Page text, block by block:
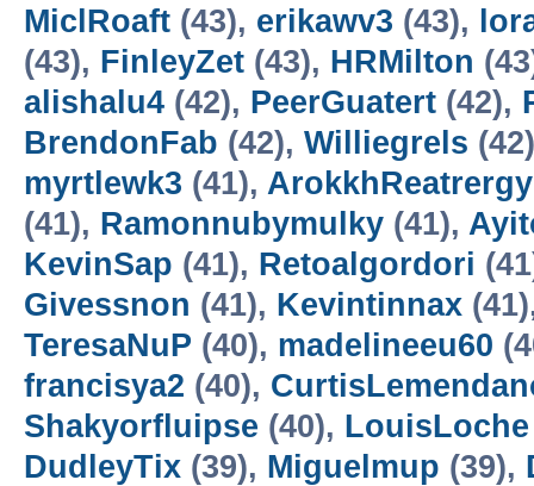
MiclRoaft (43), erikawv3 (43),
(43), FinleyZet (43), HRMilton
alishalu4 (42), PeerGuatert (42),
BrendonFab (42), Williegrels
myrtlewk3 (41), ArokkhReatrergy
(41), Ramonnubymulky (41),
KevinSap (41), Retoalgordori
Givessnon (41), Kevintinnax
TeresaNuP (40), madelineeu60
francisya2 (40),
Shakyorfluipse (40), LouisLoche
DudleyTix (39), Miguelmup (39),